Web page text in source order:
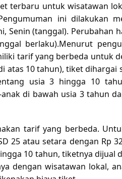
terbaru untuk wisatawan
ini dilakukan
Senin (tanggal). Perubahan
berlaku).Menurut
tarif yang berbeda untuk
atas 10 tahun), tiket dihargai
usia 3 hingga 10
di bawah usia 3 tahun
tarif yang berbeda.
25 atau setara dengan Rp
10 tahun, tiketnya dijual
dengan wisatawan lokal,